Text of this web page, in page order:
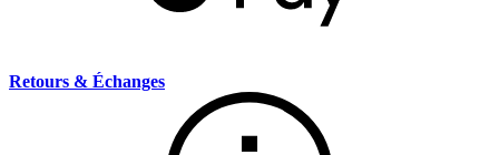
Retours & Échanges